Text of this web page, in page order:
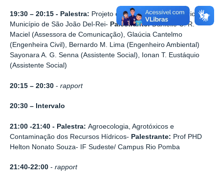
19:30 – 20:15 - Palestra: Projeto de Esgotamento Sanitário no
Município de São João Del-Rei- Palestrante:Danielle C. R.
Maciel (Assessora de Comunicação), Glaúcia Cantelmo
(Engenheira Civil), Bernardo M. Lima (Engenheiro Ambiental)
Sayonara A. G. Senna (Assistente Social), Ionan T. Eustáquio
(Assistente Social)
20:15 – 20:30 - rapport
20:30 – Intervalo
21:00 -21:40 - Palestra: Agroecologia, Agrotóxicos e
Contaminação dos Recursos Hídricos- Palestrante: Prof PHD
Helton Nonato Souza- IF Sudeste/ Campus Rio Pomba
21:40-22:00 - rapport